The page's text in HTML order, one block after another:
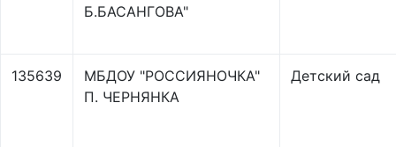
Б.БАСАНГОВА"
135639
МБДОУ "РОССИЯНОЧКА"
П. ЧЕРНЯНКА
Детский сад